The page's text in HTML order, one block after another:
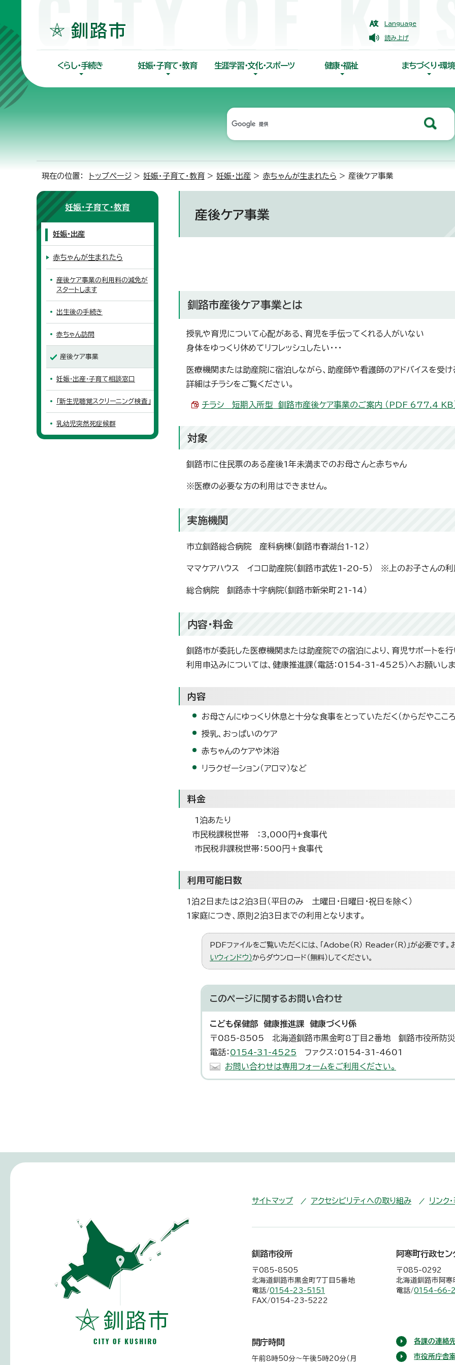
Language
読み上げ
くらし・手続き 妊娠・子育て・教育 生涯学習・文化・スポーツ 健康・福祉 まちづくり・環境
現在の位置： トップページ > 妊娠・子育て・教育 > 妊娠・出産 > 赤ちゃんが生まれたら > 産後ケア事業
産後ケア事業
釧路市産後ケア事業とは
授乳や育児について心配がある、育児を手伝ってくれる人がいない
身体をゆっくり休めてリフレッシュしたい・・・
医療機関または助産院に宿泊しながら、助産師や看護師のアドバイスを受け
詳細はチラシをご覧ください。
チラシ 短期入所型 釧路市産後ケア事業のご案内 （PDF 677.4 KB
対象
釧路市に住民票のある産後1年未満までのお母さんと赤ちゃん
※医療の必要な方の利用はできません。
実施機関
市立釧路総合病院 産科病棟（釧路市春湖台1-12）
ママケアハウス イコロ助産院（釧路市武佐1-20-5） ※上のお子さんの利
総合病院 釧路赤十字病院（釧路市新栄町21-14）
内容・料金
釧路市が委託した医療機関または助産院での宿泊により、育児サポートを行
利用申込みについては、健康推進課（電話：0154-31-4525）へお願いしま
内容
お母さんにゆっくり休息と十分な食事をとっていただく（からだやこころ
授乳、おっぱいのケア
赤ちゃんのケアや沐浴
リラクゼーション（アロマ）など
料金
1泊あたり
市民税課税世帯 ：3,000円+食事代
市民税非課税世帯：500円＋食事代
利用可能日数
1泊2日または2泊3日（平日のみ 土曜日・日曜日・祝日を除く）
1家庭につき、原則2泊3日までの利用となります。
PDFファイルをご覧いただくには、「Adobe（R） Reader（R）」が必要です
いウィンドウ）からダウンロード（無料）してください。
このページに関するお問い合わせ
こども保健部 健康推進課 健康づくり係
〒085-8505 北海道釧路市黒金町8丁目2番地 釧路市役所防
電話： 0154-31-4525 ファクス：0154-31-4601
お問い合わせは専用フォームをご利用ください。
妊娠・子育て・教育
妊娠・出産
赤ちゃんが生まれたら
産後ケア事業の利用料の減免が
スタートします
出生後の手続き
赤ちゃん訪問
産後ケア事業
妊娠・出産・子育て相談窓口
「新生児聴覚スクリーニング検査」
乳幼児突然死症候群
サイトマップ アクセシビリティへの取り組み リンク
釧路市役所
〒085-8505
北海道釧路市黒金町7丁目5番地
電話/0154-23-5151
FAX/0154-23-5222
阿寒町行政セン
〒085-0292
北海道釧路市阿
電話/0154-66-
開庁時間
午前8時50分～午後5時20分（月
各課の連絡
市役所庁舎